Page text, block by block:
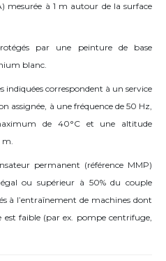
mesurée à 1 m autour de la surface
par une peinture de base
blanc.
indiquées correspondent à un service
assignée, à une fréquence de 50 Hz,
de 40°C et une altitude
m.
permanent (référence MMP)
ou supérieur à 50% du couple
à l’entraînement de machines dont
faible (par ex. pompe centrifuge,